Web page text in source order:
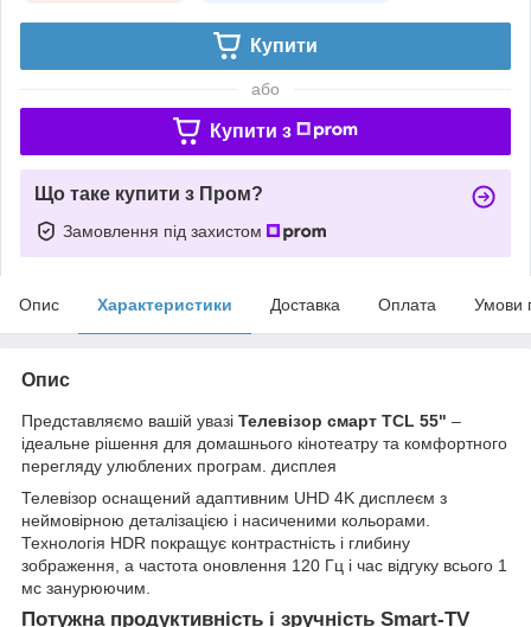
Купити
або
Купити з
Що таке купити з Пром?
Замовлення під захистом
Опис Характеристики Доставка Оплата Умови
Опис
Представляємо вашій увазі Телевізор смарт TCL 55" –
ідеальне рішення для домашнього кінотеатру та комфортного
перегляду улюблених програм. дисплея
Телевізор оснащений адаптивним UHD 4K дисплеєм з
неймовірною деталізацією і насиченими кольорами.
Технологія HDR покращує контрастність і глибину
зображення, а частота оновлення 120 Гц і час відгуку всього 1
мс занурюючим.
Потужна продуктивність і зручність Smart-TV